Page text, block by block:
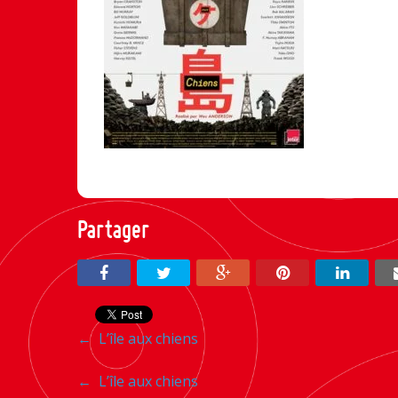
Partager
Navigation
entre
←L’île aux chiens
Navigation
← L’île aux chiens